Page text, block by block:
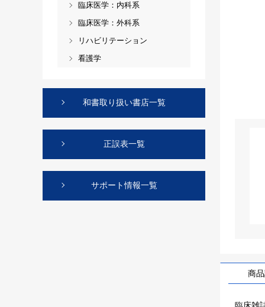
商
臨床雑
臨床医学：内科系
臨床医学：外科系
リハビリテーション
看護学
和書取り扱い書店一覧
正誤表一覧
サポート情報一覧